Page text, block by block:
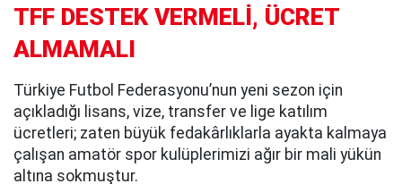
TFF DESTEK VERMELİ, ÜCRET
ALMAMALI
Türkiye Futbol Federasyonu’nun yeni sezon için
açıkladığı lisans, vize, transfer ve lige katılım
ücretleri; zaten büyük fedakârlıklarla ayakta kalmaya
çalışan amatör spor kulüplerimizi ağır bir mali yükün
altına sokmuştur.